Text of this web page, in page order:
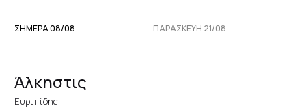
ΣΗΜΕΡΑ 08/08 ΠΑΡΑΣΚΕΥΉ 21/08
Άλκηστις
Ευριπίδης